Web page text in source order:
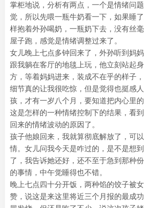
掌柜地说，分析有两点，一个是情绪问
觉，所以先喂一瓶牛奶看一下，如果睡
样抱着外孙喝奶，一瓶奶下去，没有丝
屋子跑，感觉是情绪调整过来了。
女儿晚上七点多钟回来了，外孙听到妈
跟我躺在客厅的地毯上玩，他立刻站起
方，等着妈妈进来，装成不在乎的样子
细节真的让我很吃惊，但是觉得也挺感
孩，才有一岁八个月，要知道把内心里
这是怎样的一种情绪控制下的结果，看
回来的情绪波动的原因了。
孩子他娘回来，我就算彻底解放了，可
情。女儿问我今天是咋过的，是不是想
了，我告诉她还好，还不至于急到那种
的事情，中午觉睡得也不错。
晚上七点四十分开饭，两种馅的饺子被
赞，说这是来这里将近三个月报的最成